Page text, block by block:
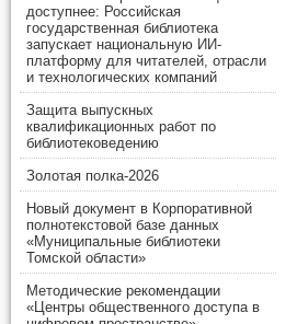
доступнее: Российская
государственная библиотека
запускает национальную ИИ-
платформу для читателей, отрасли
и технологических компаний
Защита выпускных
квалификационных работ по
библиотековедению
Золотая полка-2026
Новый документ в Корпоративной
полнотекстовой базе данных
«Муниципальные библиотеки
Томской области»
Методические рекомендации
«Центры общественного доступа в